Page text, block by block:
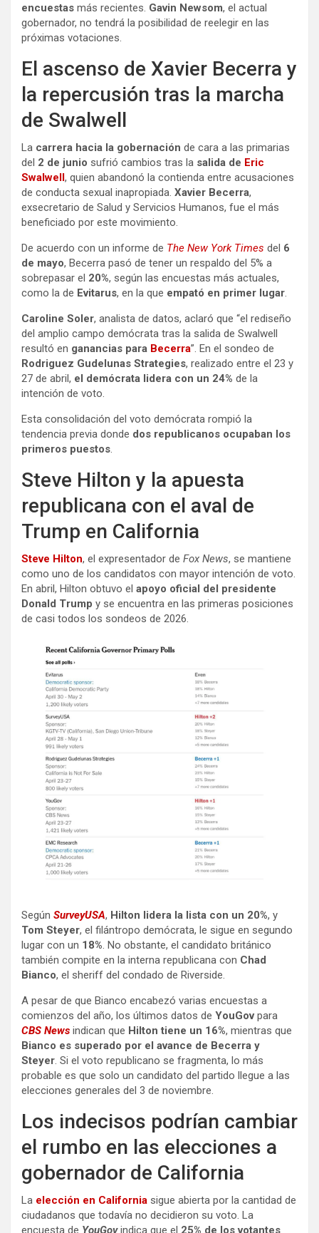
encuestas más recientes. Gavin Newsom, el actual
gobernador, no tendrá la posibilidad de reelegir en las
próximas votaciones.
El ascenso de Xavier Becerra y
la repercusión tras la marcha
de Swalwell
La carrera hacia la gobernación de cara a las primarias
del 2 de junio sufrió cambios tras la salida de Eric
Swalwell, quien abandonó la contienda entre acusaciones
de conducta sexual inapropiada. Xavier Becerra,
exsecretario de Salud y Servicios Humanos, fue el más
beneficiado por este movimiento.
De acuerdo con un informe de The New York Times del 6
de mayo, Becerra pasó de tener un respaldo del 5% a
sobrepasar el 20%, según las encuestas más actuales,
como la de Evitarus, en la que empató en primer lugar
Caroline Soler, analista de datos, aclaró que “el rediseño
del amplio campo demócrata tras la salida de Swalwell
resultó en ganancias para Becerra”. En el sondeo de
Rodriguez Gudelunas Strategies, realizado entre el 23 y
27 de abril, el demócrata lidera con un 24% de la
intención de voto.
Esta consolidación del voto demócrata rompió la
tendencia previa donde dos republicanos ocupaban los
primeros puestos
Steve Hilton y la apuesta
republicana con el aval de
Trump en California
Steve Hilton, el expresentador de Fox News, se mantiene
como uno de los candidatos con mayor intención de voto.
En abril, Hilton obtuvo el apoyo oficial del presidente
Donald Trump y se encuentra en las primeras posiciones
de casi todos los sondeos de 2026.
Según SurveyUSA, Hilton lidera la lista con un 20%, y
Tom Steyer, el filántropo demócrata, le sigue en segundo
lugar con un 18% . No obstante, el candidato británico
también compite en la interna republicana con Chad
Bianco, el sheriff del condado de Riverside.
A pesar de que Bianco encabezó varias encuestas a
comienzos del año, los últimos datos de YouGovpara
CBS News indican que Hilton tiene un 16%, mientras que
Bianco es superado por el avance de Becerra y
Steyer . Si el voto republicano se fragmenta, lo más
probable es que solo un candidato del partido llegue a las
elecciones generales del 3 de noviembre.
Los indecisos podrían cambiar
el rumbo en las elecciones a
gobernador de California
La elección en California sigue abierta por la cantidad de
ciudadanos que todavía no decidieron su voto. La
encuesta de YouGov indica que el 25% de los votantes